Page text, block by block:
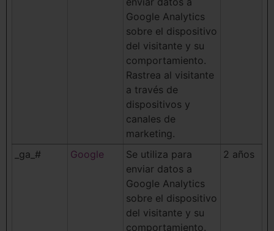
Google Analytics
sobre el dispositivo
del visitante y su
comportamiento.
Rastrea al visitante
a través de
dispositivos y
canales de
marketing.
_ga_# Google
Se utiliza para
enviar datos a
Google Analytics
sobre el dispositivo
del visitante y su
comportamiento.
2 años